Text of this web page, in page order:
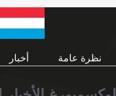
نظرة عامة أخبار